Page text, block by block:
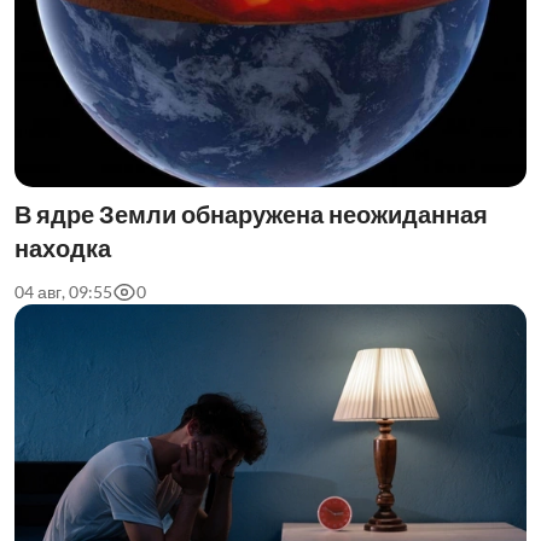
В ядре Земли обнаружена неожиданная
находка
04 авг, 09:55 0